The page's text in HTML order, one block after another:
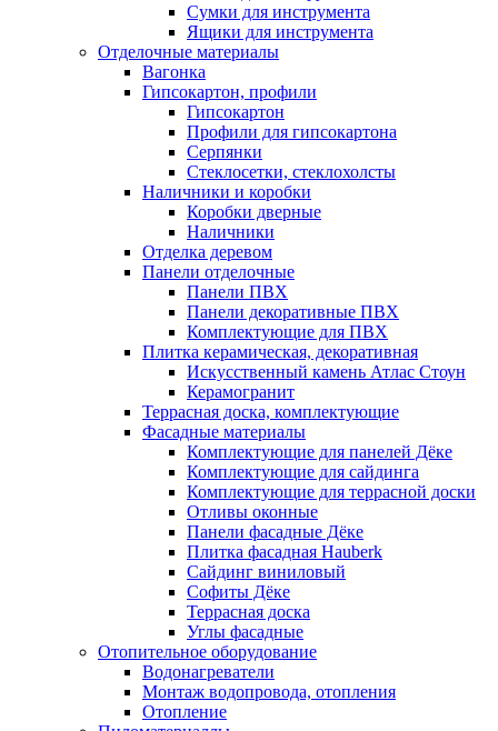
Сумки для инструмента
Ящики для инструмента
Отделочные материалы
Вагонка
Гипсокартон, профили
Гипсокартон
Профили для гипсокартона
Серпянки
Стеклосетки, стеклохолсты
Наличники и коробки
Коробки дверные
Наличники
Отделка деревом
Панели отделочные
Панели ПВХ
Панели декоративные ПВХ
Комплектующие для ПВХ
Плитка керамическая, декоративная
Искусственный камень Атлас Стоун
Керамогранит
Террасная доска, комплектующие
Фасадные материалы
Комплектующие для панелей Дёке
Комплектующие для сайдинга
Комплектующие для террасной доски
Отливы оконные
Панели фасадные Дёке
Плитка фасадная Hauberk
Сайдинг виниловый
Софиты Дёке
Террасная доска
Углы фасадные
Отопительное оборудование
Водонагреватели
Монтаж водопровода, отопления
Отопление